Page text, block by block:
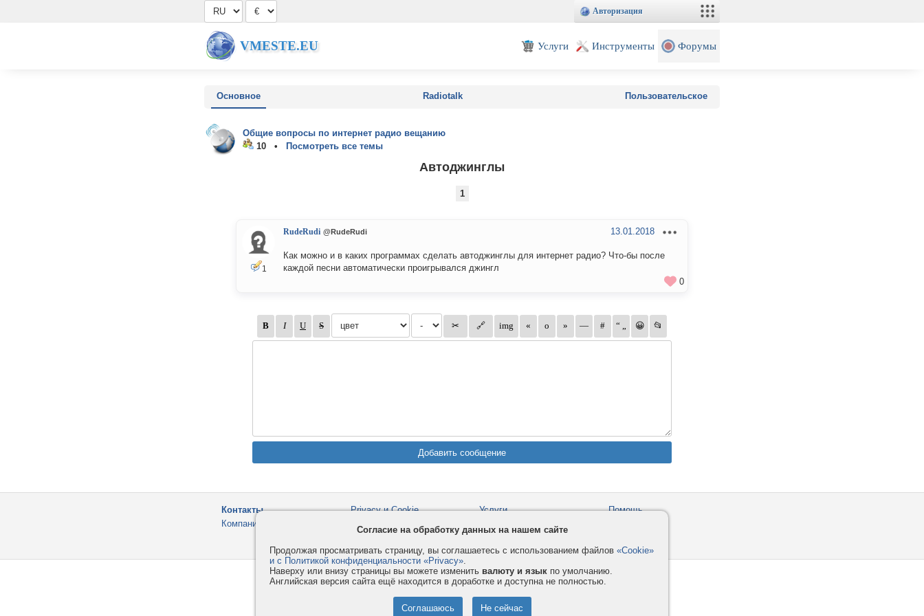
Авторизация
VMESTE.EU Услуги Инструменты Форумы
Основное Radiotalk Пользовательское
Общие вопросы по интернет радио вещанию
10 •
Посмотреть все темы
Автоджинглы
1
1
RudeRudi @RudeRudi 13.01.2018
Как можно и в каких программах сделать автоджинглы для интернет радио? Что-бы после
каждой песни автоматически проигрывался джингл
0
Контакты
Компания
Privacy и Cookie
Правила и условия
Услуги
Помощь
Согласие на обработку данных на нашем сайте
Продолжая просматривать страницу, вы соглашаетесь с использованием файлов «Cookie»
и с Политикой конфиденциальности «Privacy».
Наверху или внизу страницы вы можете изменить валюту и язык по умолчанию.
Английская версия сайта ещё находится в доработке и доступна не полностью.